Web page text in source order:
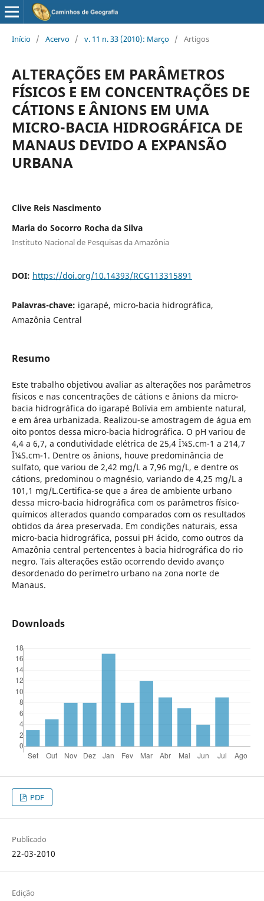
Início / Acervo / v. 11 n. 33 (2010): Março / Artigos
ALTERAÇÕES EM PARÂMETROS
FÍSICOS E EM CONCENTRAÇÕES DE
CÁTIONS E ÂNIONS EM UMA
MICRO-BACIA HIDROGRÁFICA DE
MANAUS DEVIDO A EXPANSÃO
URBANA
Clive Reis Nascimento
Maria do Socorro Rocha da Silva
Instituto Nacional de Pesquisas da Amazônia
DOI: https://doi.org/10.14393/RCG113315891
Palavras-chave: igarapé, micro-bacia hidrográfica,
Amazônia Central
Resumo
Este trabalho objetivou avaliar as alterações nos parâmetros
físicos e nas concentrações de cátions e ânions da micro-
bacia hidrográfica do igarapé Bolívia em ambiente natural,
e em área urbanizada. Realizou-se amostragem de água em
oito pontos dessa micro-bacia hidrográfica. O pH variou de
4,4 a 6,7, a condutividade elétrica de 25,4 Î¼S.cm-1 a 214,7
Î¼S.cm-1. Dentre os ânions, houve predominância de
sulfato, que variou de 2,42 mg/L a 7,96 mg/L, e dentre os
cátions, predominou o magnésio, variando de 4,25 mg/L a
101,1 mg/L.Certifica-se que a área de ambiente urbano
dessa micro-bacia hidrográfica com os parâmetros físico-
químicos alterados quando comparados com os resultados
obtidos da área preservada. Em condições naturais, essa
micro-bacia hidrográfica, possui pH ácido, como outros da
Amazônia central pertencentes à bacia hidrográfica do rio
negro. Tais alterações estão ocorrendo devido avanço
desordenado do perímetro urbano na zona norte de
Manaus.
Downloads
PDF
Publicado
22-03-2010
Edição